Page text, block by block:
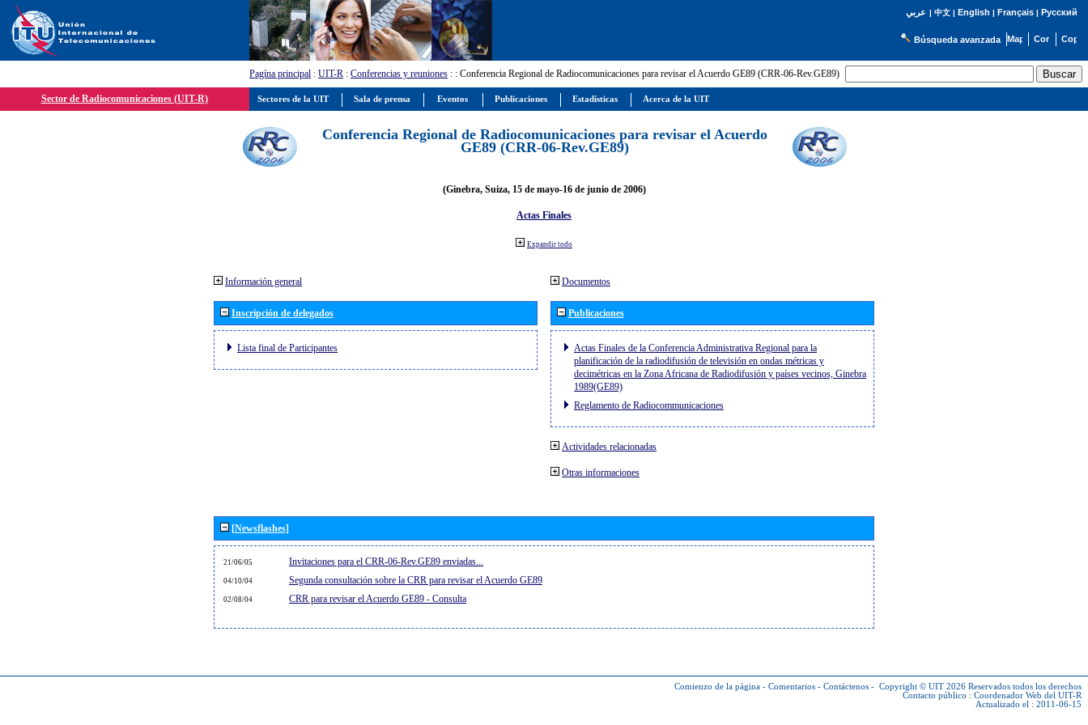
عربي | 中文| English | Français| Русский
Búsqueda avanzada
Pagína principal : UIT-R : Conferencias y reuniones : : Conferencia Regional de Radiocomunicaciones para revisar el Acuerdo GE89 (CRR-06-Rev.GE89)
Sector de Radiocomunicaciones (UIT-R)
Conferencia Regional de Radiocomunicaciones para revisar el Acuerdo
GE89 (CRR-06-Rev.GE89)
(Ginebra, Suiza, 15 de mayo-16 de junio de 2006)
Actas Finales
Expandir todo
Información general
Inscripción de delegados
Lista final de Participantes
Documentos
Publicaciones
Actas Finales de la Conferencia Administrativa Regional para la
planificación de la radiodifusión de televisión en ondas métricas y
decimétricas en la Zona Africana de Radiodifusión y países vecinos, Ginebra
1989(GE89)
Reglamento de Radiocommunicaciones
Actividades relacionadas
Otras informaciones
[Newsflashes]
21/06/05 Invitaciones para el CRR-06-Rev.GE89 enviadas...
04/10/04 Segunda consultación sobre la CRR para revisar el Acuerdo GE89
02/08/04 CRR para revisar el Acuerdo GE89 - Consulta
Comienzo de la página - Comentarios - Contáctenos - Copyright © UIT 2026 Reservados todos los derechos
Contacto público : Coordenador Web del UIT-R
Actualizado el : 2011-06-15
Sectores de la UIT Sala de prensa Eventos Publicaciones Estadísticas Acerca de la UIT